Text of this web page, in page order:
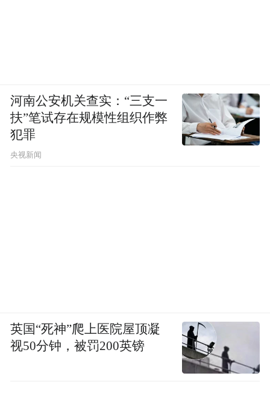
河南公安机关查实：“三支一
扶”笔试存在规模性组织作弊
犯罪
央视新闻
英国“死神”爬上医院屋顶凝
视50分钟，被罚200英镑